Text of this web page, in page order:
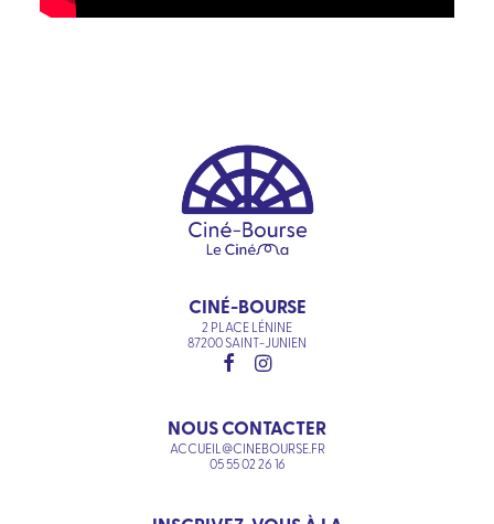
CINÉ-BOURSE
2 PLACE LÉNINE
87200 SAINT-JUNIEN
NOUS CONTACTER
ACCUEIL@CINEBOURSE.FR
05 55 02 26 16